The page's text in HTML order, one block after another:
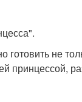
готовить не
принцессой,